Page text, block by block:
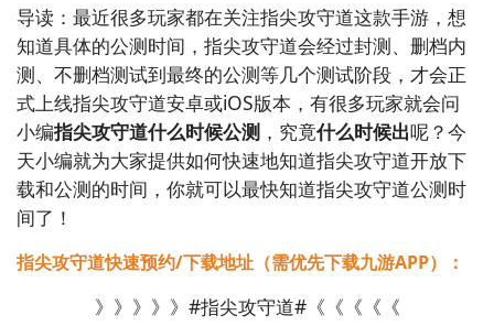
玩新游 上九游
全球好游抢先下 福利礼包免费领 官方直播陪你玩
导读：最近很多玩家都在关注指尖攻守道这款手游，想
知道具体的公测时间，指尖攻守道会经过封测、删档内
测、不删档测试到最终的公测等几个测试阶段，才会正
式上线指尖攻守道安卓或iOS版本，有很多玩家就会问
小编指尖攻守道什么时候公测，究竟什么时候出呢？今
天小编就为大家提供如何快速地知道指尖攻守道开放下
载和公测的时间，你就可以最快知道指尖攻守道公测时
间了！
指尖攻守道快速预约/下载地址（需优先下载九游APP）：
》》》》》#指尖攻守道#《《《《《